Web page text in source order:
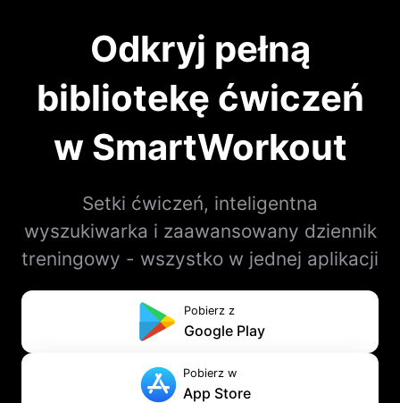
Odkryj pełną
bibliotekę ćwiczeń
w SmartWorkout
Setki ćwiczeń, inteligentna
wyszukiwarka i zaawansowany dziennik
treningowy - wszystko w jednej aplikacji
Pobierz z
Google Play
Pobierz w
App Store